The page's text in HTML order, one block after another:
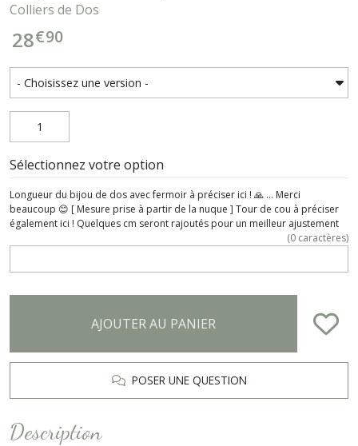
Colliers de Dos
28€90
Sélectionnez votre option
Longueur du bijou de dos avec fermoir à préciser ici ! 🙏 ... Merci
beaucoup 😊 [ Mesure prise à partir de la nuque ] Tour de cou à préciser
également ici ! Quelques cm seront rajoutés pour un meilleur ajustement
(0 caractères)
AJOUTER AU PANIER
POSER UNE QUESTION
Description